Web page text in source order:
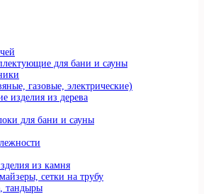
для бани и сауны
газовые, электрические)
изделия из дерева
для бани и сауны
из камня
сетки на трубу
тандыры